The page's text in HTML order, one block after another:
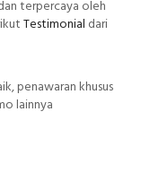
terpercaya oleh
Testimonial dari
penawaran khusus
lainnya